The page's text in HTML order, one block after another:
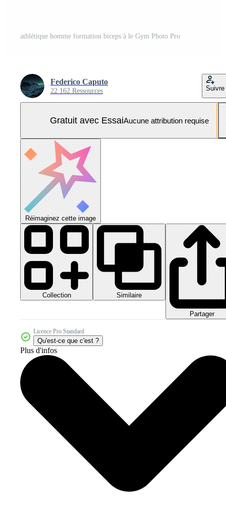
athlétique homme formation biceps à le Gym Photo Pro
Federico Caputo
22 162 Ressources Suivre
Gratuit avec EssaiAucune attribution requise
Réimaginez cette image
Collection Similaire
Partager
Licence Pro Standard
Qu'est-ce que c'est ?
Plus d'infos